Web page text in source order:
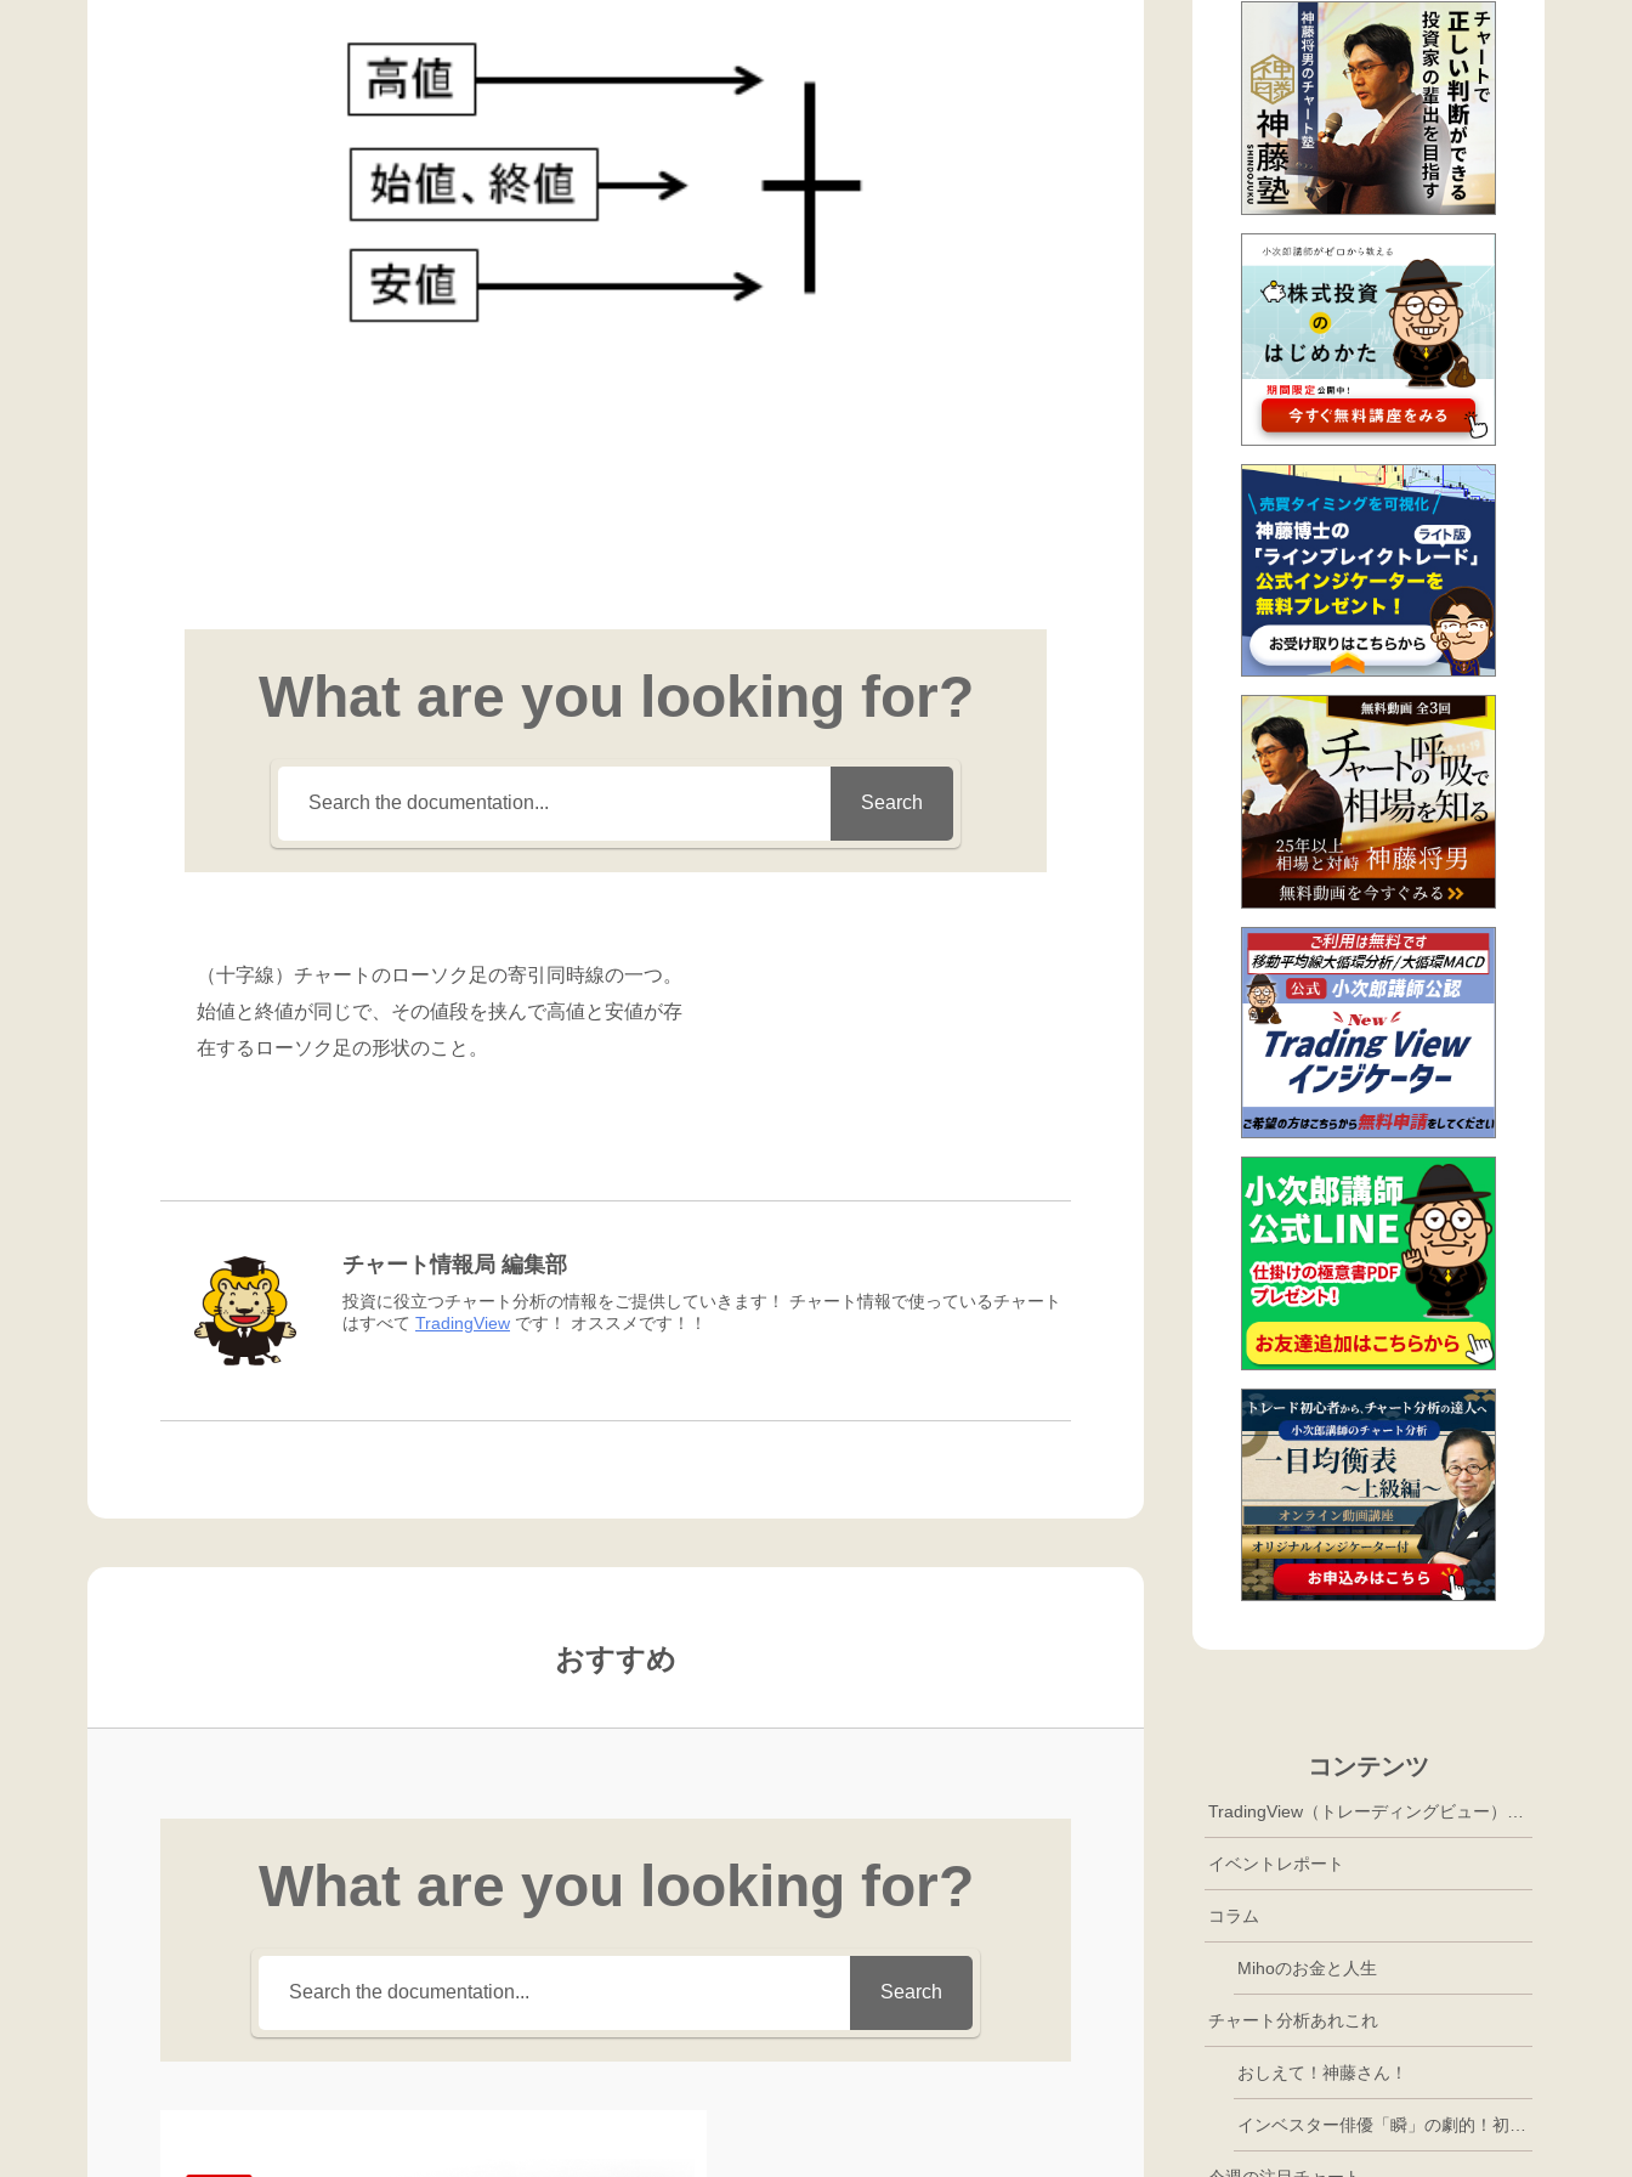
What are you looking for?
Search
（十字線）チャートのローソク足の寄引同時線の一つ。
始値と終値が同じで、その値段を挟んで高値と安値が存
在するローソク足の形状のこと。
チャート情報局 編集部
投資に役立つチャート分析の情報をご提供していきます！ チャート情報で使っているチャート
はすべて TradingView です！ オススメです！！
おすすめ
What are you looking for?
Search
コンテンツ
イベントレポート
コラム
Mihoのお金と人生
チャート分析あれこれ
おしえて！神藤さん！